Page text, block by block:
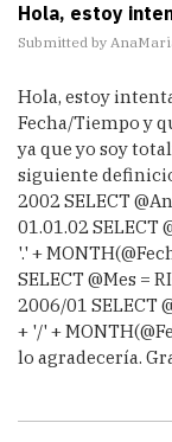
        @NDiaSemana
    )
    SELECT @FechaDesde = DATEADD(DAY, 1, @Fech
aDesde)
    END
    COMMIT TRANSACTION
Hola, estoy
Submitted by
Hola, estoy
Fecha/Tiempo y
ya que yo soy
siguiente
2002 SELECT
01.01.02 SELECT
'.' +
SELECT @Mes =
2006/01 SELECT
+ '/' +
lo agradecería.